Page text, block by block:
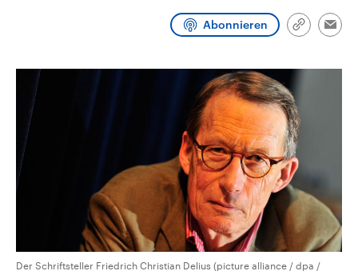
und Kandidaten der anstehenden Abonnieren
Link
Der Schriftsteller Friedrich Christian Delius (picture alliance / dpa /